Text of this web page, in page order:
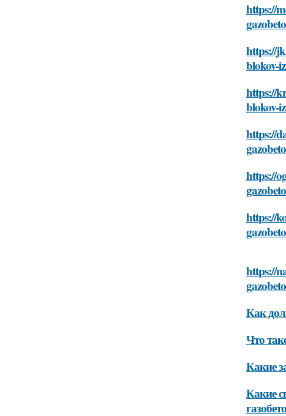
https://
https://
blokov-
https://
blokov-
https://
https://
https://
https://
Как
Что
Какие
Какие